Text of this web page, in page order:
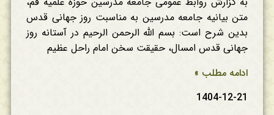
متن بیانیه جامعه مدرسین به مناسبت روز جهانی قدس
بدین شرح است: بسم الله الرحمن الرحیم در آستانه روز
جهانی قدس امسال، حقیقت سخن امام راحل عظیم
ادامه مطلب »
1404-12-21